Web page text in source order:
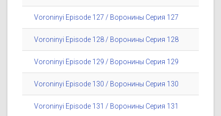
Voroninyi Episode 127 / Воронины Серия 127
Voroninyi Episode 128 / Воронины Серия 128
Voroninyi Episode 129 / Воронины Серия 129
Voroninyi Episode 130 / Воронины Серия 130
Voroninyi Episode 131 / Воронины Серия 131